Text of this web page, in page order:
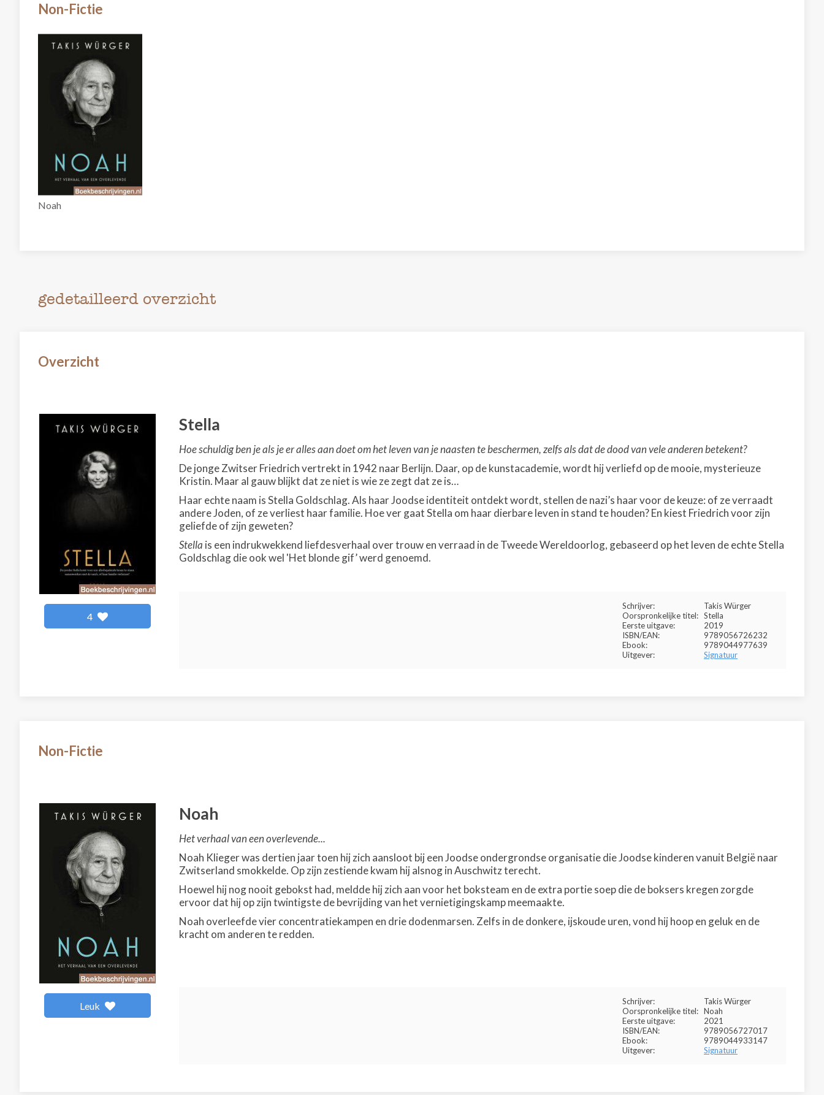
Non-Fictie
Noah
gedetailleerd overzicht
Overzicht
4
Stella
Hoe schuldig ben je als je er alles aan doet om het leven van je naasten te beschermen, zelfs als dat de dood van vele anderen betekent?
De jonge Zwitser Friedrich vertrekt in 1942 naar Berlijn. Daar, op de kunstacademie, wordt hij verliefd op de mooie, mysterieuze
Kristin. Maar al gauw blijkt dat ze niet is wie ze zegt dat ze is…
Haar echte naam is Stella Goldschlag. Als haar Joodse identiteit ontdekt wordt, stellen de nazi’s haar voor de keuze: of ze verraadt
andere Joden, of ze verliest haar familie. Hoe ver gaat Stella om haar dierbare leven in stand te houden? En kiest Friedrich voor zijn
geliefde of zijn geweten?
Stella is een indrukwekkend liefdesverhaal over trouw en verraad in de Tweede Wereldoorlog, gebaseerd op het leven de echte Stella
Goldschlag die ook wel 'Het blonde gif’ werd genoemd.
Schrijver:
Takis Würger
Oorspronkelijke titel: Stella
Eerste uitgave:
2019
ISBN/EAN:
9789056726232
Ebook:
9789044977639
Uitgever:
Signatuur
Non-Fictie
Leuk
Noah
Het verhaal van een overlevende...
Noah Klieger was dertien jaar toen hij zich aansloot bij een Joodse ondergrondse organisatie die Joodse kinderen vanuit België naar
Zwitserland smokkelde. Op zijn zestiende kwam hij alsnog in Auschwitz terecht.
Hoewel hij nog nooit gebokst had, meldde hij zich aan voor het boksteam en de extra portie soep die de boksers kregen zorgde
ervoor dat hij op zijn twintigste de bevrijding van het vernietigingskamp meemaakte.
Noah overleefde vier concentratiekampen en drie dodenmarsen. Zelfs in de donkere, ijskoude uren, vond hij hoop en geluk en de
kracht om anderen te redden.
Schrijver:
Takis Würger
Oorspronkelijke titel: Noah
Eerste uitgave:
2021
ISBN/EAN:
9789056727017
Ebook:
9789044933147
Uitgever:
Signatuur